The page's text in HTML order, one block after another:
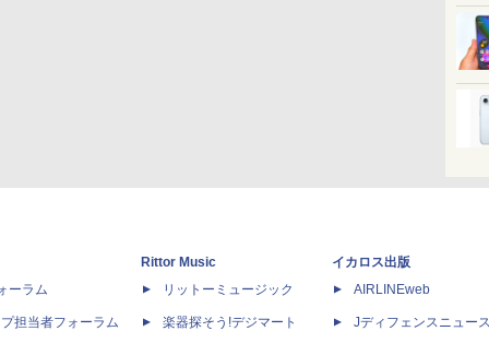
ーラム
担当者フォーラム
Rittor Music
リットーミュージック
楽器探そう!デジマート
イカロス出版
AIRLINEweb
Jディフェンスニュー